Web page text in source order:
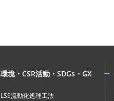
環境・CSR活動・SDGs・GX
LSS流動化処理工法